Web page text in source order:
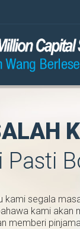
Pasti
kami segala
kami akan
memberi